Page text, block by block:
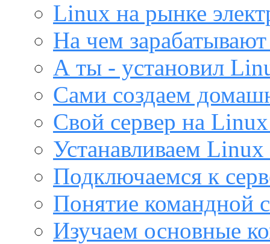
Linux на рынке
На чем
А ты - установил
Сами создаем
Свой сервер на
Устанавливаем
Подключаемся к
Понятие командной
Изучаем основные